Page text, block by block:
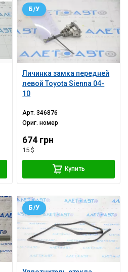
Личинка замка передней
левой Toyota Sienna 04-
10
Б/У
Арт.346876
Ориг. номер
674 грн
15 $
Купить
Б/У